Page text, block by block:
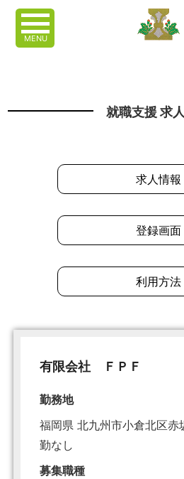
MENU
就職支援 求
求人情報
登録画面
利用方法
有限会社 ＦＰＦ
勤務地
福岡県 北九州市小倉北区
勤なし
募集職種